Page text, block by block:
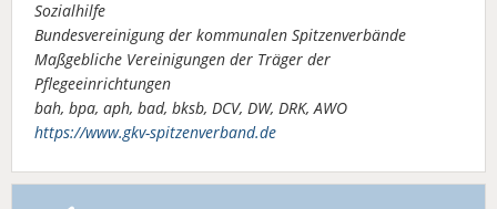
Sozialhilfe
Bundesvereinigung der kommunalen Spitzenverbände
Maßgebliche Vereinigungen der Träger der
Pflegeeinrichtungen
bah, bpa, aph, bad, bksb, DCV, DW, DRK, AWO
https://www.gkv-spitzenverband.de